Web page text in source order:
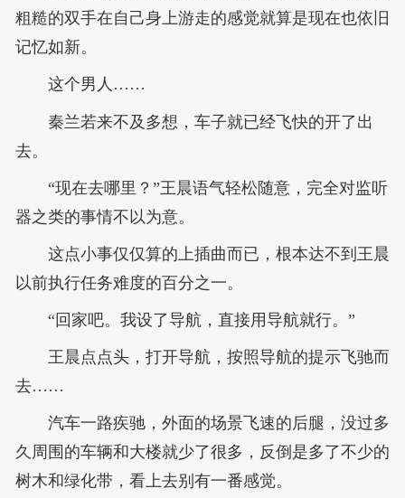
粗糙的双手在自己身上游走的感觉就算是现在也依旧
记忆如新。
这个男人……
秦兰若来不及多想，车子就已经飞快的开了出
去。
“现在去哪里？”王晨语气轻松随意，完全对监听
器之类的事情不以为意。
这点小事仅仅算的上插曲而已，根本达不到王晨
以前执行任务难度的百分之一。
“回家吧。我设了导航，直接用导航就行。”
王晨点点头，打开导航，按照导航的提示飞驰而
去……
汽车一路疾驰，外面的场景飞速的后腿，没过多
久周围的车辆和大楼就少了很多，反倒是多了不少的
树木和绿化带，看上去别有一番感觉。